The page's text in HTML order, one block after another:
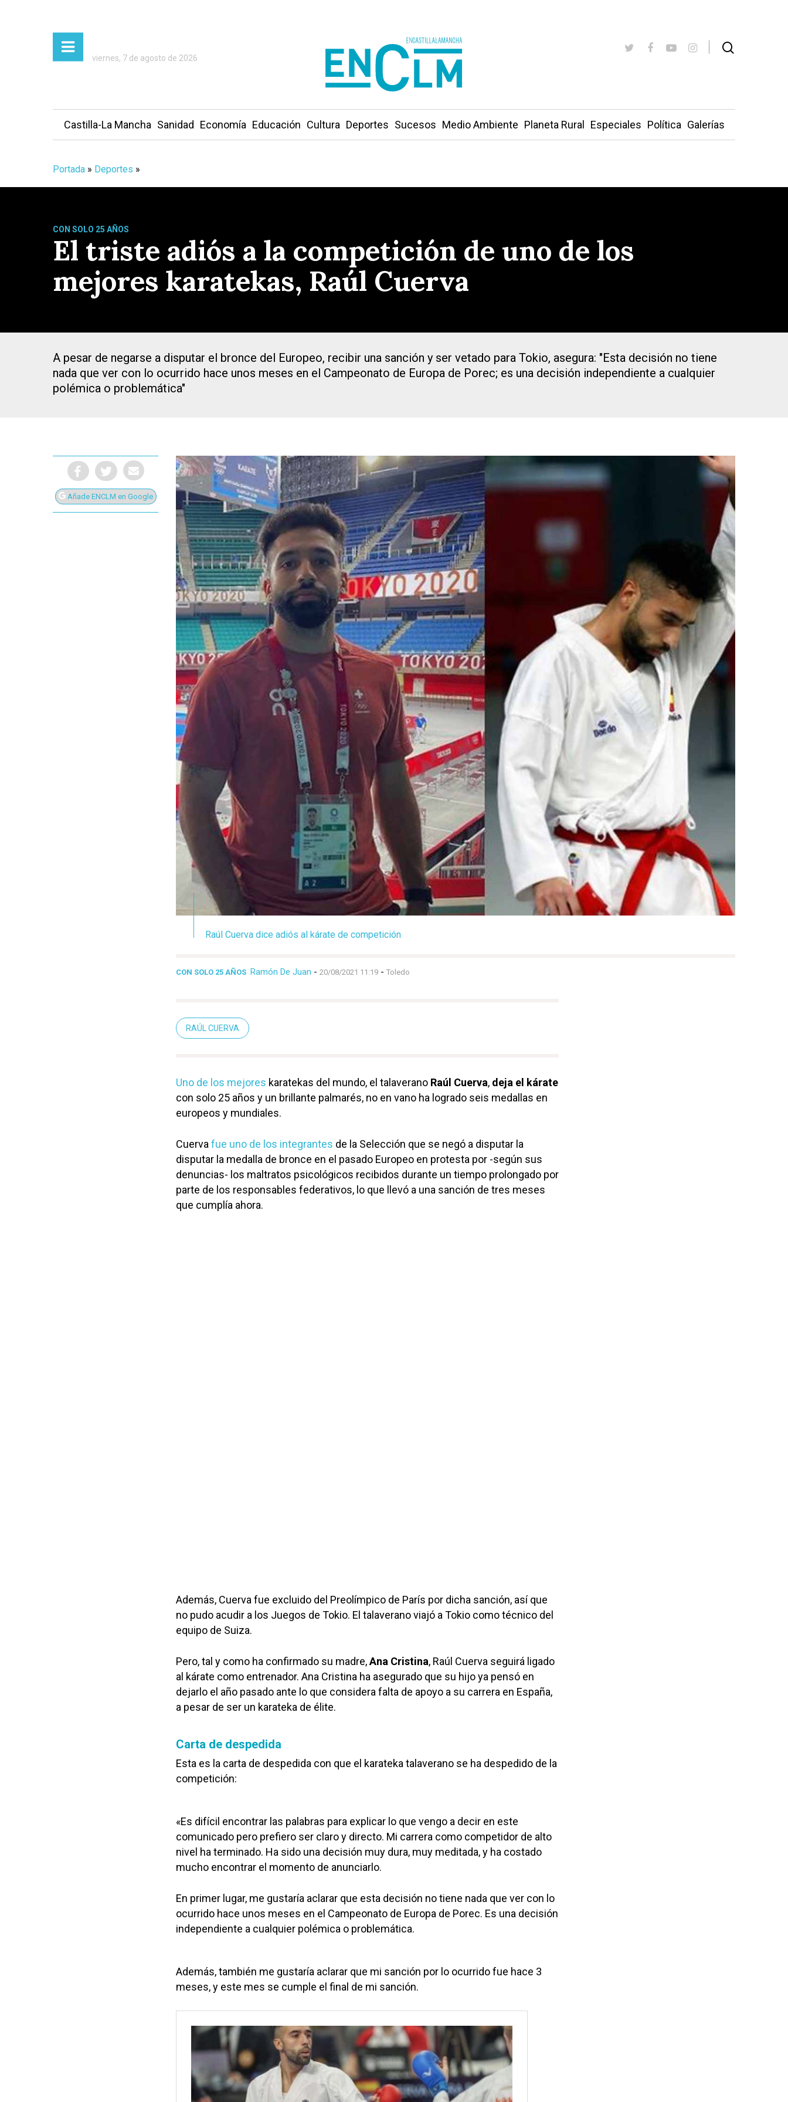
Presiona Intro para buscar o ESC para cerrar
viernes, 7 de agosto de 2026
Castilla-La Mancha Sanidad Economía Educación Cultura Deportes Sucesos Medio Ambiente Planeta Rural Especiales Política Galerías
Portada » Deportes »
CON SOLO 25 AÑOS
El triste adiós a la competición de uno de los
mejores karatekas, Raúl Cuerva
A pesar de negarse a disputar el bronce del Europeo, recibir una sanción y ser vetado para Tokio, asegura: "Esta decisión no tiene
nada que ver con lo ocurrido hace unos meses en el Campeonato de Europa de Porec; es una decisión independiente a cualquier
polémica o problemática"
Añade ENCLM en Google
Raúl Cuerva dice adiós al kárate de competición
CON SOLO 25 AÑOS Ramón De Juan - 20/08/2021 11:19 - Toledo
RAÚL CUERVA
Uno de los mejores karatekas del mundo, el talaverano Raúl Cuerva, deja el kárate
con solo 25 años y un brillante palmarés, no en vano ha logrado seis medallas en
europeos y mundiales.
Cuerva fue uno de los integrantes de la Selección que se negó a disputar la
disputar la medalla de bronce en el pasado Europeo en protesta por -según sus
denuncias- los maltratos psicológicos recibidos durante un tiempo prolongado por
parte de los responsables federativos, lo que llevó a una sanción de tres meses
que cumplía ahora.
Además, Cuerva fue excluido del Preolímpico de París por dicha sanción, así que
no pudo acudir a los Juegos de Tokio. El talaverano viajó a Tokio como técnico del
equipo de Suiza.
Pero, tal y como ha confirmado su madre,Ana Cristina, Raúl Cuerva seguirá ligado
al kárate como entrenador. Ana Cristina ha asegurado que su hijo ya pensó en
dejarlo el año pasado ante lo que considera falta de apoyo a su carrera en España,
a pesar de ser un karateka de élite.
Carta de despedida
Esta es la carta de despedida con que el karateka talaverano se ha despedido de la
competición:
«Es difícil encontrar las palabras para explicar lo que vengo a decir en este
comunicado pero prefiero ser claro y directo. Mi carrera como competidor de alto
nivel ha terminado. Ha sido una decisión muy dura, muy meditada, y ha costado
mucho encontrar el momento de anunciarlo.
En primer lugar, me gustaría aclarar que esta decisión no tiene nada que ver con lo
ocurrido hace unos meses en el Campeonato de Europa de Porec. Es una decisión
independiente a cualquier polémica o problemática.
Además, también me gustaría aclarar que mi sanción por lo ocurrido fue hace 3
meses, y este mes se cumple el final de mi sanción.